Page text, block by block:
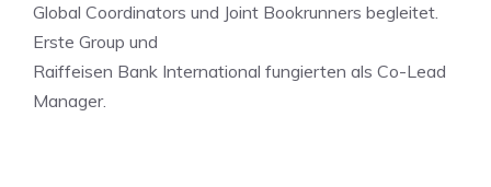
Global Coordinators und Joint Bookrunners begleitet.
Erste Group und
Raiffeisen Bank International fungierten als Co-Lead
Manager.